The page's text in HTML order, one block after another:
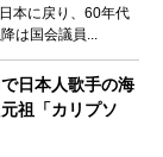
本に戻り、60年代
は国会議員...
日本人歌手の海
祖「カリプソ